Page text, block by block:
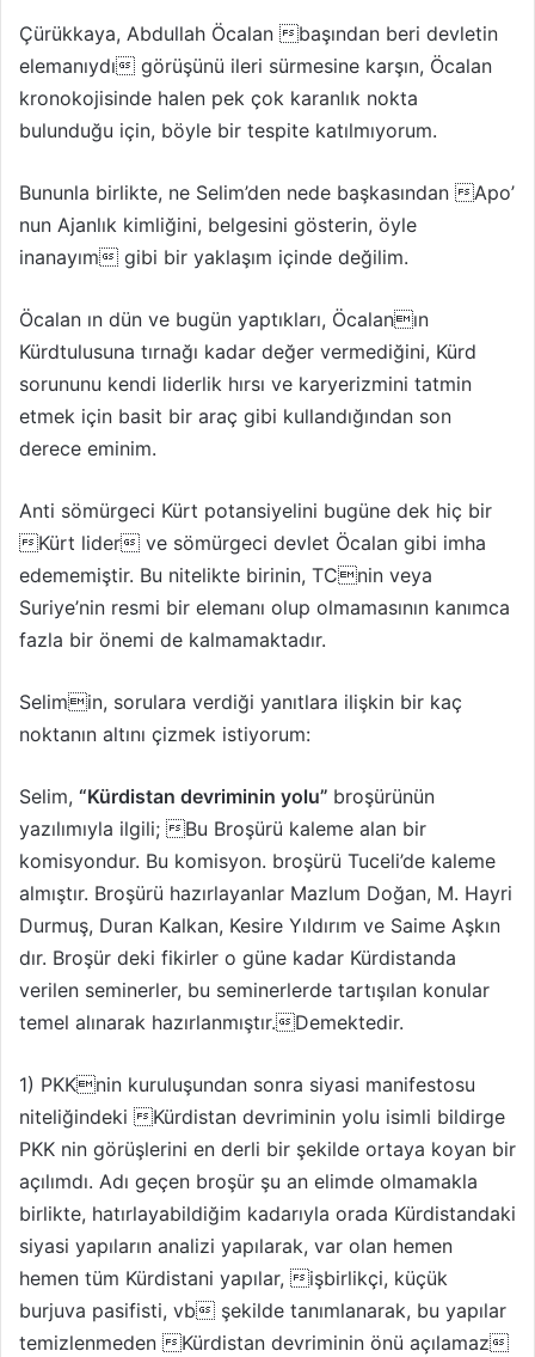
Çürükkaya, Abdullah Öcalan başından beri devletin
elemanıydı görüşünü ileri sürmesine karşın, Öcalan
kronokojisinde halen pek çok karanlık nokta
bulunduğu için, böyle bir tespite katılmıyorum.
Bununla birlikte, ne Selim’den nede başkasından Apo’
nun Ajanlık kimliğini, belgesini gösterin, öyle
inanayım gibi bir yaklaşım içinde değilim.
Öcalan ın dün ve bugün yaptıkları, Öcalanın
Kürdtulusuna tırnağı kadar değer vermediğini, Kürd
sorununu kendi liderlik hırsı ve karyerizmini tatmin
etmek için basit bir araç gibi kullandığından son
derece eminim.
Anti sömürgeci Kürt potansiyelini bugüne dek hiç bir
Kürt lider ve sömürgeci devlet Öcalan gibi imha
edememiştir. Bu nitelikte birinin, TCnin veya
Suriye’nin resmi bir elemanı olup olmamasının kanımca
fazla bir önemi de kalmamaktadır.
Selimin, sorulara verdiği yanıtlara ilişkin bir kaç
noktanın altını çizmek istiyorum:
Selim, “Kürdistan devriminin yolu” broşürünün
yazılımıyla ilgili; Bu Broşürü kaleme alan bir
komisyondur. Bu komisyon. broşürü Tuceli’de kaleme
almıştır. Broşürü hazırlayanlar Mazlum Doğan, M. Hayri
Durmuş, Duran Kalkan, Kesire Yıldırım ve Saime Aşkın
dır. Broşür deki fikirler o güne kadar Kürdistanda
verilen seminerler, bu seminerlerde tartışılan konular
temel alınarak hazırlanmıştır.Demektedir.
1) PKKnin kuruluşundan sonra siyasi manifestosu
niteliğindeki Kürdistan devriminin yolu isimli bildirge
PKK nin görüşlerini en derli bir şekilde ortaya koyan bir
açılımdı. Adı geçen broşür şu an elimde olmamakla
birlikte, hatırlayabildiğim kadarıyla orada Kürdistandaki
siyasi yapıların analizi yapılarak, var olan hemen
hemen tüm Kürdistani yapılar, işbirlikçi, küçük
burjuva pasifisti, vb şekilde tanımlanarak, bu yapılar
temizlenmeden Kürdistan devriminin önü açılamaz